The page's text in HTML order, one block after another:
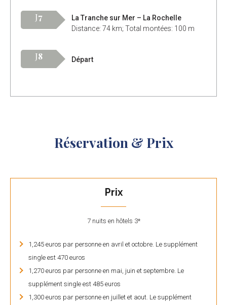
J7
La Tranche sur Mer – La Rochelle
Distance: 74 km; Total montées: 100 m
J8 Départ
Réservation & Prix
Prix
7 nuits en hôtels 3*
1,245 euros par personne en avril et octobre. Le supplément
single est 470 euros
1,270 euros par personne en mai, juin et septembre. Le
supplément single est 485 euros
1,300 euros par personne en juillet et aout. Le supplément